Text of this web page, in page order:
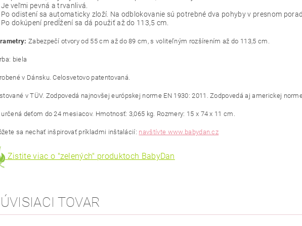
Je veľmi pevná a trvanlivá.
Po odistení sa automaticky zloží. Na odblokovanie sú potrebné dva pohyby v presnom
Po dokúpení predĺžení sa dá použiť až do 113,5 cm.
Zabezpečí otvory od 55 cm až do 89 cm, s voliteľným rozšírením až do 113,5 cm.
biela
v Dánsku. Celosvetovo patentovaná.
v TÜV. Zodpovedá najnovšej európskej norme EN 1930: 2011. Zodpovedá aj americkej
deťom do 24 mesiacov. Hmotnosť: 3,065 kg. Rozmery: 15 x 74 x 11 cm.
sa nechať inšpirovať príkladmi inštalácií: navštívte www.babydan.cz
Zistite viac o "zelených" produktoch BabyDan
TOVAR